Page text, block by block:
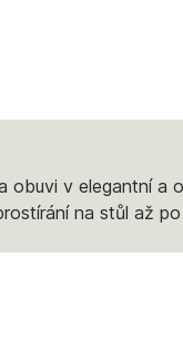
obuvi v elegantní a
na stůl až